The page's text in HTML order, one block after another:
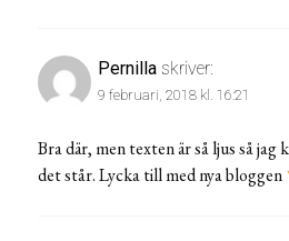
Pernilla skriver:
9 februari, 2018 kl. 16:21
Bra där, men texten är så ljus så jag
det står. Lycka till med nya bloggen